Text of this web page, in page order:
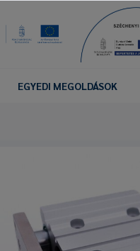
EGYEDI MEGOLDÁSOK